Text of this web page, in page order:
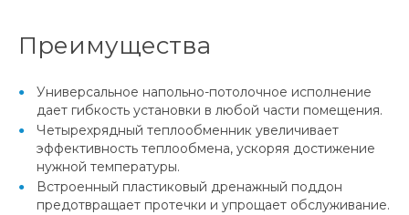
Преимущества
Универсальное напольно-потолочное исполнение
дает гибкость установки в любой части помещения.
Четырехрядный теплообменник увеличивает
эффективность теплообмена, ускоряя достижение
нужной температуры.
Встроенный пластиковый дренажный поддон
предотвращает протечки и упрощает обслуживание.